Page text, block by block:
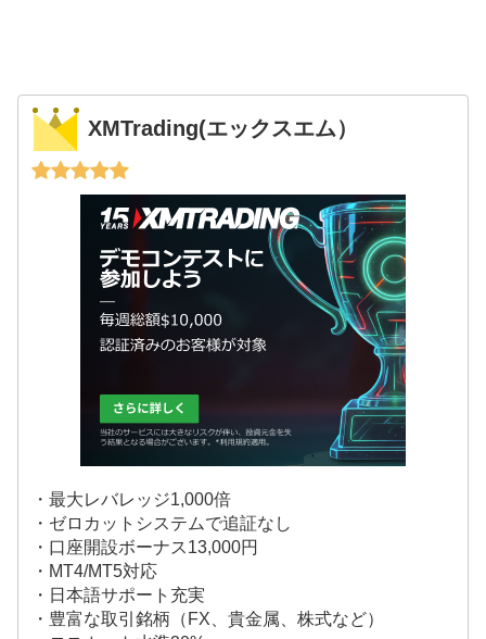
XMTrading(エックスエム）
・最大レバレッジ1,000倍
・ゼロカットシステムで追証なし
・口座開設ボーナス13,000円
・MT4/MT5対応
・日本語サポート充実
・豊富な取引銘柄（FX、貴金属、株式など）